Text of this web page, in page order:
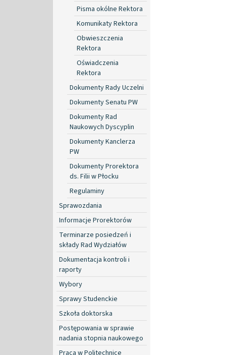
Pisma okólne Rektora
Komunikaty Rektora
Obwieszczenia
Rektora
Oświadczenia
Rektora
Dokumenty Rady Uczelni
Dokumenty Senatu PW
Dokumenty Rad
Naukowych Dyscyplin
Dokumenty Kanclerza
PW
Dokumenty Prorektora
ds. Filii w Płocku
Regulaminy
Sprawozdania
Informacje Prorektorów
Terminarze posiedzeń i
składy Rad Wydziałów
Dokumentacja kontroli i
raporty
Wybory
Sprawy Studenckie
Szkoła doktorska
Postępowania w sprawie
nadania stopnia naukowego
Praca w Politechnice